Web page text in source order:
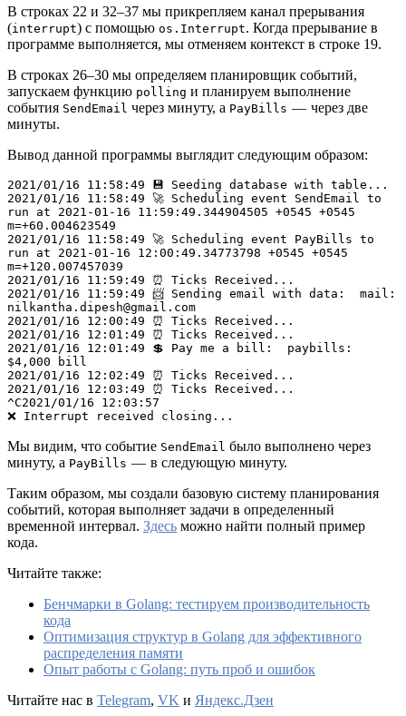
В строках 22 и 32–37 мы прикрепляем канал прерывания
(interrupt) с помощью os.Interrupt. Когда прерывание в
программе выполняется, мы отменяем контекст в строке 19.
В строках 26–30 мы определяем планировщик событий,
запускаем функцию polling и планируем выполнение
события SendEmail через минуту, а PayBills — через две
минуты.
Вывод данной программы выглядит следующим образом:
2021/01/16 11:58:49 💾 Seeding database with table...
2021/01/16 11:58:49 🚀 Scheduling event SendEmail to
run at 2021-01-16 11:59:49.344904505 +0545 +0545
m=+60.004623549
2021/01/16 11:58:49 🚀 Scheduling event PayBills to
run at 2021-01-16 12:00:49.34773798 +0545 +0545
m=+120.007457039
2021/01/16 11:59:49 ⏰ Ticks Received...
2021/01/16 11:59:49 📨 Sending email with data:  mail:
nilkantha.dipesh@gmail.com
2021/01/16 12:00:49 ⏰ Ticks Received...
2021/01/16 12:01:49 ⏰ Ticks Received...
2021/01/16 12:01:49 💲 Pay me a bill:  paybills:
$4,000 bill
2021/01/16 12:02:49 ⏰ Ticks Received...
2021/01/16 12:03:49 ⏰ Ticks Received...
^C2021/01/16 12:03:57
❌ Interrupt received closing...
Мы видим, что событие SendEmail было выполнено через
минуту, а PayBills — в следующую минуту.
Таким образом, мы создали базовую систему планирования
событий, которая выполняет задачи в определенный
временной интервал. Здесь можно найти полный пример
кода.
Читайте также:
Бенчмарки в Golang: тестируем производительность
кода
Оптимизация структур в Golang для эффективного
распределения памяти
Опыт работы с Golang: путь проб и ошибок
Читайте нас в Telegram, VK и Яндекс.Дзен